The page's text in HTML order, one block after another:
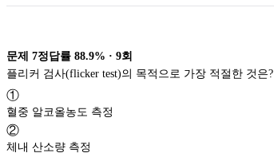
문제 7정답률 88.9% · 9회
플리커 검사(flicker test)의 목적으로 가장 적절한 것은?
①
혈중 알코올농도 측정
②
체내 산소량 측정